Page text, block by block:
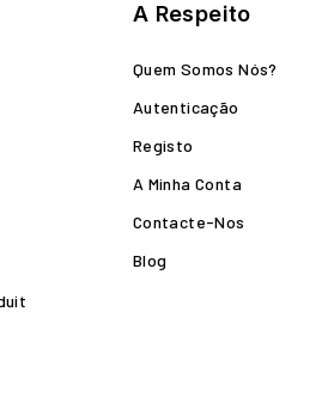
A Respeito
Quem Somos Nós?
Autenticação
Registo
A Minha Conta
Contacte-Nos
Blog